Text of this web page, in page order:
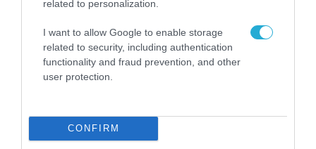
related to personalization.
I want to allow Google to enable storage
related to security, including authentication
functionality and fraud prevention, and other
user protection.
CONFIRM
Αθήνα: Απομακρύνθηκαν παράνομα
αντικείμενα από κοινόχρηστους χώρους